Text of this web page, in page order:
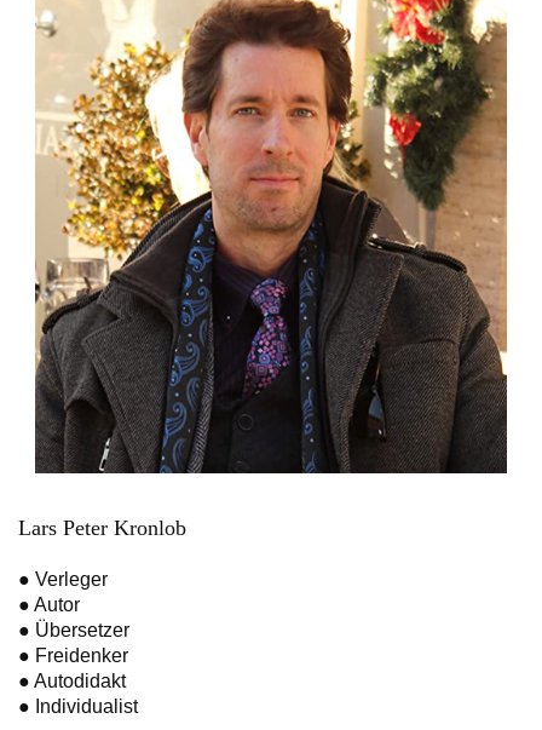
Lars Peter Kronlob
● Verleger
● Autor
● Übersetzer
● Freidenker
● Autodidakt
● Individualist